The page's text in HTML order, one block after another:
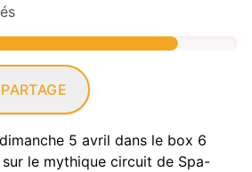
5 avril dans le box 6
le mythique circuit de Spa-